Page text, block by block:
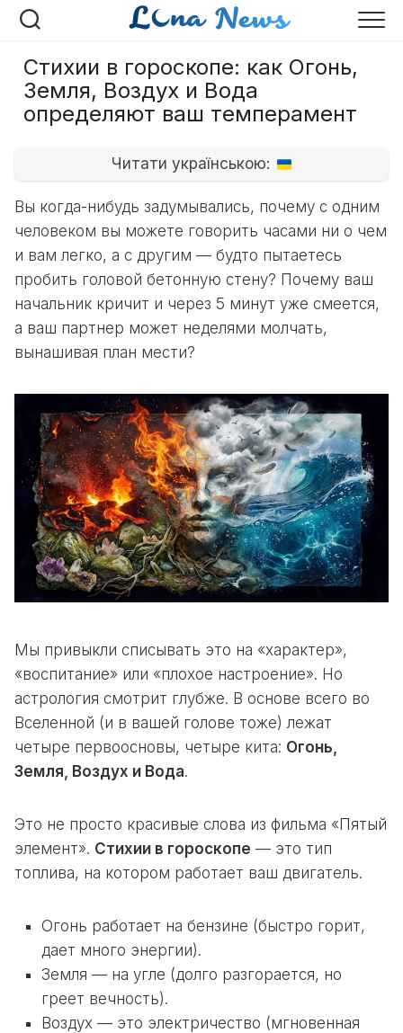
Перейти
Стихии в гороскопе: как Огонь,
Земля, Воздух и Вода
определяют ваш темперамент
Читати українською:
Вы когда-нибудь задумывались, почему с одним
человеком вы можете говорить часами ни о чем
и вам легко, а с другим — будто пытаетесь
пробить головой бетонную стену? Почему ваш
начальник кричит и через 5 минут уже смеется,
а ваш партнер может неделями молчать,
вынашивая план мести?
Мы привыкли списывать это на «характер»,
«воспитание» или «плохое настроение». Но
астрология смотрит глубже. В основе всего во
Вселенной (и в вашей голове тоже) лежат
четыре первоосновы, четыре кита: Огонь,
Земля, Воздух и Вода.
Это не просто красивые слова из фильма «Пятый
элемент». Стихии в гороскопе — это тип
топлива, на котором работает ваш двигатель.
Огонь работает на бензине (быстро горит,
дает много энергии).
Земля — на угле (долго разгорается, но
греет вечность).
Воздух — это электричество (мгновенная